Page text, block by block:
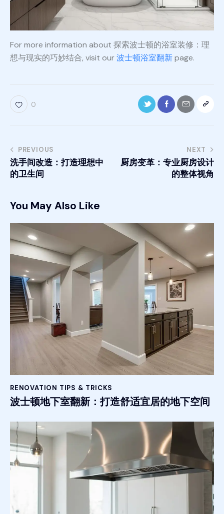
For more information about 探索波士顿的浴室装修：理
想与现实的巧妙结合, visit our波士顿浴室翻新page.
0
PREVIOUS
洗手间改造：打造理想中
的卫生间
NEXT
厨房变革：专业厨房设计
的整体视角
You May Also Like
RENOVATION TIPS & TRICKS
波士顿地下室翻新：打造舒适宜居的地下空间